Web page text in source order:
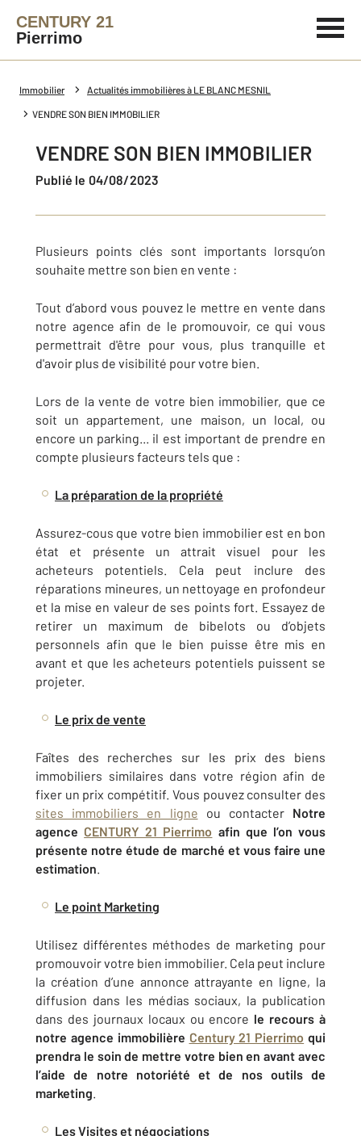
CENTURY 21
Pierrimo
Immobilier Actualités immobilières à LE BLANC MESNIL
VENDRE SON BIEN IMMOBILIER
VENDRE SON BIEN IMMOBILIER
Publié le 04/08/2023
Plusieurs points clés sont importants lorsqu’on
souhaite mettre son bien en vente :
Tout d’abord vous pouvez le mettre en vente dans
notre agence afin de le promouvoir, ce qui vous
permettrait d'être pour vous, plus tranquille et
d'avoir plus de visibilité pour votre bien.
Lors de la vente de votre bien immobilier, que ce
soit un appartement, une maison, un local, ou
encore un parking... il est important de prendre en
compte plusieurs facteurs tels que :
La préparation de la propriété
Assurez-cous que votre bien immobilier est en bon
état et présente un attrait visuel pour les
acheteurs potentiels. Cela peut inclure des
réparations mineures, un nettoyage en profondeur
et la mise en valeur de ses points fort. Essayez de
retirer un maximum de bibelots ou d’objets
personnels afin que le bien puisse être mis en
avant et que les acheteurs potentiels puissent se
projeter.
Le prix de vente
Faîtes des recherches sur les prix des biens
immobiliers similaires dans votre région afin de
fixer un prix compétitif. Vous pouvez consulter des
sites immobiliers en ligne ou contacter Notre
agence CENTURY 21 Pierrimo afin que l’on vous
présente notre étude de marché et vous faire une
estimation.
Le point Marketing
Utilisez différentes méthodes de marketing pour
promouvoir votre bien immobilier. Cela peut inclure
la création d’une annonce attrayante en ligne, la
diffusion dans les médias sociaux, la publication
dans des journaux locaux ou encore le recours à
notre agence immobilière Century 21 Pierrimo qui
prendra le soin de mettre votre bien en avant avec
l’aide de notre notoriété et de nos outils de
marketing.
Les Visites et négociations